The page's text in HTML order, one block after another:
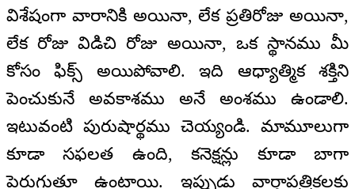
విశేషంగా వారానికి అయినా, లేక ప్రతిరోజు అయినా,
లేక రోజు విడిచి రోజు అయినా, ఒక స్థానము మీ
కోసం ఫిక్స్ అయిపోవాలి. ఇది ఆధ్యాత్మిక శక్తిని
పెంచుకునే అవకాశము అనే అంశము ఉండాలి.
ఇటువంటి పురుషార్థము చెయ్యండి. మామూలుగా
కూడా సఫలత ఉంది, కనెక్షన్లు కూడా బాగా
పెరుగుతూ ఉంటాయి. ఇప్పుడు వార్తాపత్రికలకు